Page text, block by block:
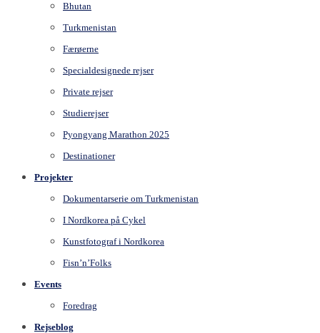
Bhutan
Turkmenistan
Færøerne
Specialdesignede rejser
Private rejser
Studierejser
Pyongyang Marathon 2025
Destinationer
Projekter
Dokumentarserie om Turkmenistan
I Nordkorea på Cykel
Kunstfotograf i Nordkorea
Fisn’n’Folks
Events
Foredrag
Rejseblog